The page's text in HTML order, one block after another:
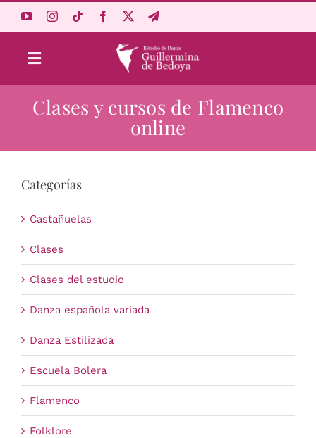
Toggle
Navigation
Aprende Online
Estudio
Carrito
Clases y cursos de Flamenco
online
Categorías
Castañuelas
Clases
Clases del estudio
Danza española variada
Danza Estilizada
Escuela Bolera
Flamenco
Folklore